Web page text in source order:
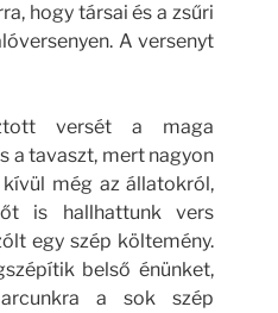
hogy társai és a zsűri
A versenyt
versét a maga
a tavaszt, mert nagyon
még az állatokról,
is hallhattunk vers
egy szép költemény.
belső énünket,
a sok szép